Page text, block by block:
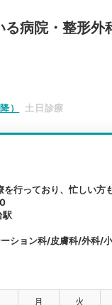
病院・整形外
） 土日診療
行っており、忙しい方
駅
ション科/皮膚科/外科/
月 火